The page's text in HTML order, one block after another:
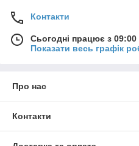
Контакти
Сьогодні працює з
Показати весь графік
Про нас
Контакти